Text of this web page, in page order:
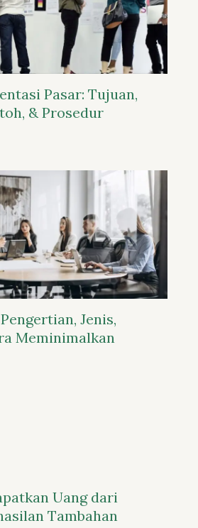
Pasar: Tujuan,
& Prosedur
Jenis,
Meminimalkan
Uang dari
Tambahan